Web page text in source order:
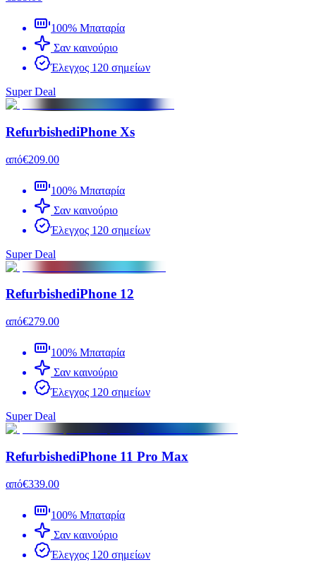
100% Μπαταρία
Σαν καινούριο
Έλεγχος 120 σημείων
Super Deal
RefurbishediPhone Xs
από€209.00
100% Μπαταρία
Σαν καινούριο
Έλεγχος 120 σημείων
Super Deal
RefurbishediPhone 12
από€279.00
100% Μπαταρία
Σαν καινούριο
Έλεγχος 120 σημείων
Super Deal
RefurbishediPhone 11 Pro Max
από€339.00
100% Μπαταρία
Σαν καινούριο
Έλεγχος 120 σημείων